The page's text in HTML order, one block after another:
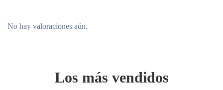
No hay valoraciones aún.
Los más vendidos